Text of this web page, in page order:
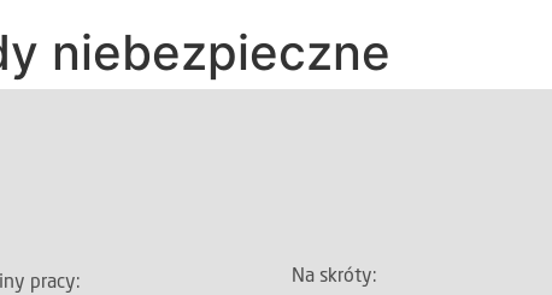
niebezpieczne
pracy: Na skróty: